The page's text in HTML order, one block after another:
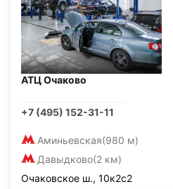
АТЦ Очаково
+7 (495) 152-31-11
Аминьевская(980 м)
Давыдково(2 км)
Очаковское ш., 10к2с2